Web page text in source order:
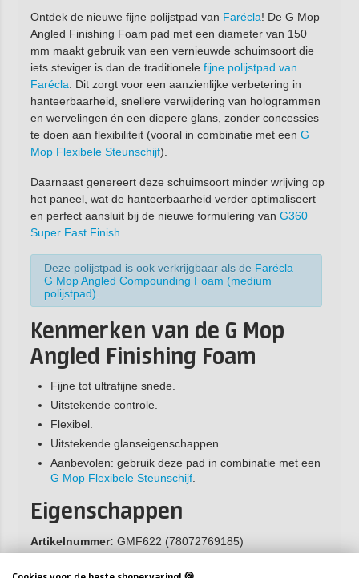
Ontdek de nieuwe fijne polijstpad van Farécla! De G Mop
Angled Finishing Foam pad met een diameter van 150
mm maakt gebruik van een vernieuwde schuimsoort die
iets steviger is dan de traditionele fijne polijstpad van
Farécla . Dit zorgt voor een aanzienlijke verbetering in
hanteerbaarheid, snellere verwijdering van hologrammen
en wervelingen én een diepere glans, zonder concessies
te doen aan flexibiliteit (vooral in combinatie met een G
Mop Flexibele Steunschijf).
Daarnaast genereert deze schuimsoort minder wrijving op
het paneel, wat de hanteerbaarheid verder optimaliseert
en perfect aansluit bij de nieuwe formulering van G360
Super Fast Finish
Deze polijstpad is ook verkrijgbaar als de Farécla
G Mop Angled Compounding Foam (medium
polijstpad).
Kenmerken van de G Mop
Angled Finishing Foam
Fijne tot ultrafijne snede.
Uitstekende controle.
Flexibel.
Uitstekende glanseigenschappen.
Aanbevolen: gebruik deze pad in combinatie met een
G Mop Flexibele Steunschijf.
Eigenschappen
Artikelnummer: GMF622 (78072769185)
Kleur:zwart